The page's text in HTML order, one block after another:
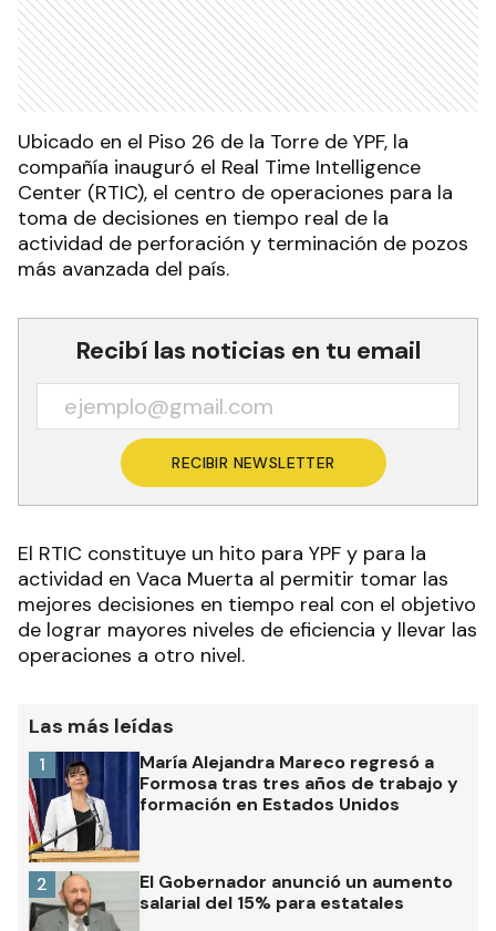
Ubicado en el Piso 26 de la Torre de YPF, la
compañía inauguró el Real Time Intelligence
Center (RTIC), el centro de operaciones para la
toma de decisiones en tiempo real de la
actividad de perforación y terminación de pozos
más avanzada del país.
Recibí las noticias en tu email
RECIBIR NEWSLETTER
El RTIC constituye un hito para YPF y para la
actividad en Vaca Muerta al permitir tomar las
mejores decisiones en tiempo real con el objetivo
de lograr mayores niveles de eficiencia y llevar las
operaciones a otro nivel.
Las más leídas
María Alejandra Mareco regresó a
Formosa tras tres años de trabajo y
formación en Estados Unidos
1
El Gobernador anunció un aumento
salarial del 15% para estatales
2